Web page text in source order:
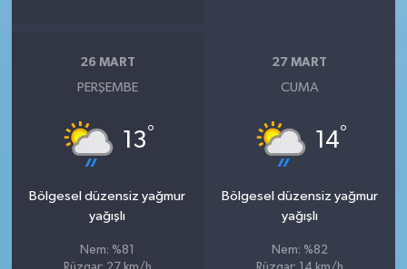
26 MART
PERŞEMBE
13°
Bölgesel düzensiz yağmur
yağışlı
Nem: %81
27 MART
CUMA
14°
Bölgesel düzensiz yağmur
yağışlı
Nem: %82